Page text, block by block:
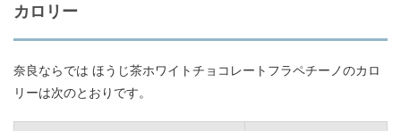
カロリー
奈良ならでは ほうじ茶ホワイトチョコレートフラペチーノのカロ
リーは次のとおりです。